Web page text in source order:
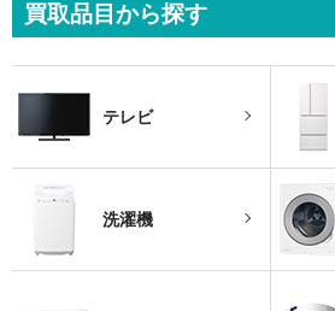
買取品目から探す
テレビ
洗濯機